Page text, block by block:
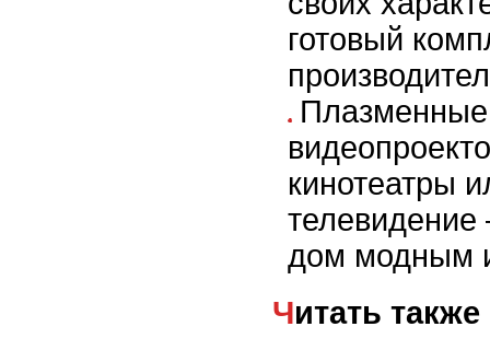
готовый
кинотеатры
дом модным
Читать также